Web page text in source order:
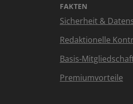
FAKTEN
Sicherheit &
Redaktionelle
Basis-
Premiumvorteile